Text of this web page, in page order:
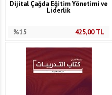
Dijital Çağda Eğitim Yönetimi ve
Liderlik
%15 425,00TL